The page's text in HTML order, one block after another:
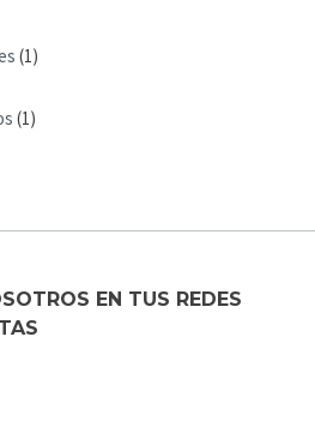
(1)
(1)
EN TUS REDES